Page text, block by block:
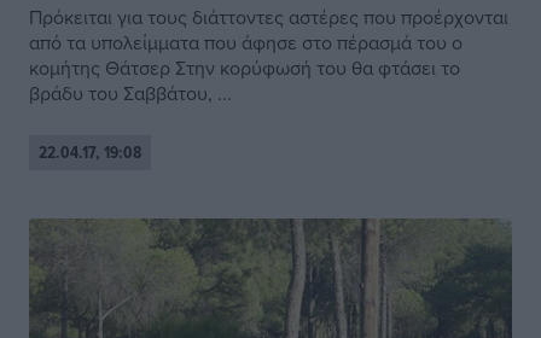
Πρόκειται για τους διάττοντες αστέρες που προέρχονται
από τα υπολείμματα που άφησε στο πέρασμά του ο
κομήτης Θάτσερ Στην κορύφωσή του θα φτάσει το
βράδυ του Σαββάτου, ...
22.04.17, 19:08